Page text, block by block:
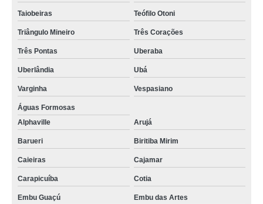
Taiobeiras Teófilo Otoni
Triângulo Mineiro Três Corações
Três Pontas Uberaba
Uberlândia Ubá
Varginha Vespasiano
Águas Formosas
Alphaville
Arujá
Barueri Biritiba Mirim
Caieiras Cajamar
Carapicuíba Cotia
Embu Guaçú Embu das Artes